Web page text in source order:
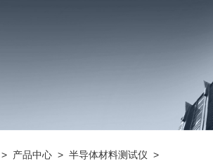
> 产品中心 >半导体材料测试仪 >